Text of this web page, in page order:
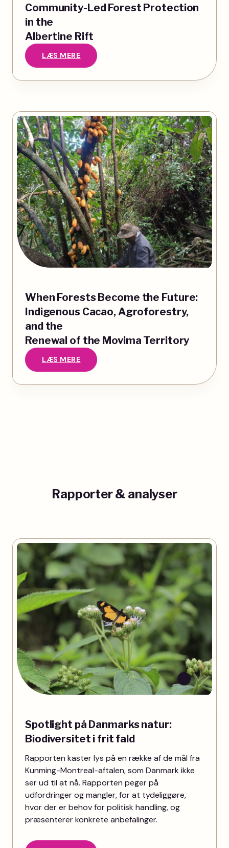
Community-Led Forest Protection
in the
Albertine Rift
LÆS MERE
When Forests Become the Future:
Indigenous Cacao, Agroforestry,
and the
Renewal of the Movima Territory
LÆS MERE
Rapporter& analyser
Spotlight på Danmarks natur:
Biodiversitet i frit fald
Rapporten kaster lys på en række af de mål fra
Kunming-Montreal-aftalen, som Danmark ikke
ser ud til at nå. Rapporten peger på
udfordringer og mangler, for at tydeliggøre,
hvor der er behov for politisk handling, og
præsenterer konkrete anbefalinger.